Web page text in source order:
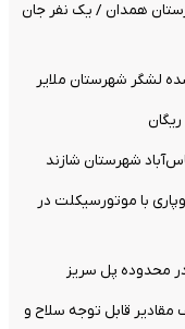
همدان / یک نفر جان
لشگر شهرستان ملایر
با موتورسیکلت در
مقادیر قابل توجه سلاح و